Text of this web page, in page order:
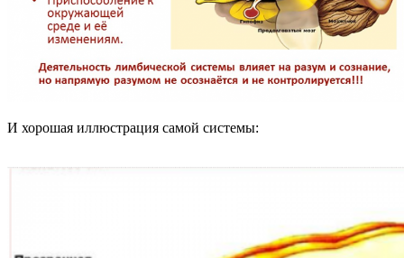
И хорошая иллюстрация самой системы: